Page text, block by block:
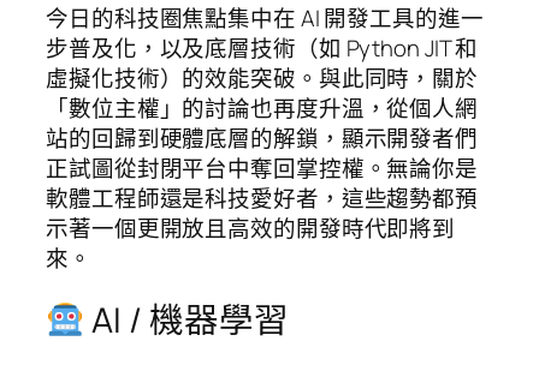
今日的科技圈焦點集中在 AI 開發工具的進一
步普及化，以及底層技術（如 Python JIT 和
虛擬化技術）的效能突破。與此同時，關於
「數位主權」的討論也再度升溫，從個人網
站的回歸到硬體底層的解鎖，顯示開發者們
正試圖從封閉平台中奪回掌控權。無論你是
軟體工程師還是科技愛好者，這些趨勢都預
示著一個更開放且高效的開發時代即將到
來。
AI / 機器學習